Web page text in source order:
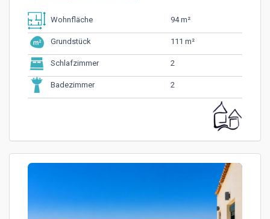
Wohnfläche 94 m²
Grundstück 111 m²
Schlafzimmer 2
Badezimmer 2